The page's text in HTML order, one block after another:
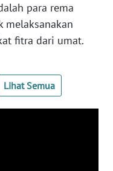
para rema
fitra dari umat.
Lihat Semua